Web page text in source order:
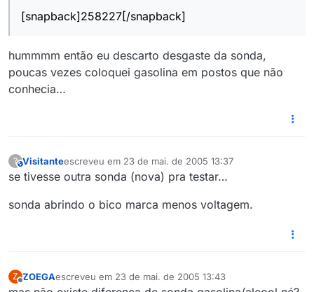
[snapback]258227[/snapback]
hummmm então eu descarto desgaste da sonda,
poucas vezes coloquei gasolina em postos que não
conhecia…
?This user is from outside of this forum
Visitanteescreveu em 23 de mai. de 2005 13:37
última edição por
se tivesse outra sonda (nova) pra testar…
sonda abrindo o bico marca menos voltagem.
Z
Offline
ZOEGAescreveu em 23 de mai. de 2005 13:43
última edição por